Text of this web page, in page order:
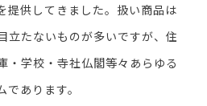
提供してきました。扱い商品は
立たないものが多いですが、住
・学校・寺社仏閣等々あらゆる
あります。